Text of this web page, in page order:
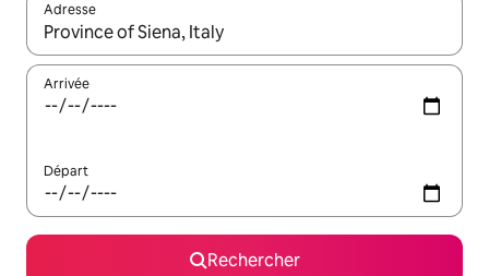
Adresse
Lorsque les résultats s'affichent, utilisez les flèches vers le
Arrivée
Départ
Rechercher